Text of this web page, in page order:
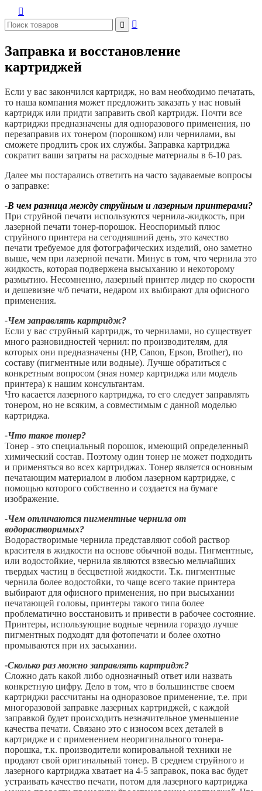

 
Заправка и восстановление
картриджей
Если у вас закончился картридж, но вам необходимо печатать,
то наша компания может предложить заказать у нас новый
картридж или придти заправить свой картридж. Почти все
картриджи предназначены для одноразового применения, но
перезаправив их тонером (порошком) или чернилами, вы
сможете продлить срок их службы. Заправка картриджа
сократит ваши затраты на расходные материалы в 6-10 раз.
Далее мы постарались ответить на часто задаваемые вопросы
о заправке:
-В чем разница между струйным и лазерным принтерами?
При струйной печати используются чернила-жидкость, при
лазерной печати тонер-порошок. Неоспоримый плюс
струйного принтера на сегодняшний день, это качество
печати требуемое для фотографических изделий, оно заметно
выше, чем при лазерной печати. Минус в том, что чернила это
жидкость, которая подвержена высыханию и некоторому
размытию. Несомненно, лазерный принтер лидер по скорости
и дешевизне ч/б печати, недаром их выбирают для офисного
применения.
-Чем заправлять картридж?
Если у вас струйный картридж, то чернилами, но существует
много разновидностей чернил: по производителям, для
которых они предназначены (HP, Canon, Epson, Brother), по
составу (пигментные или водные). Лучше обратиться с
конкретным вопросом (зная номер картриджа или модель
принтера) к нашим консультантам.
Что касается лазерного картриджа, то его следует заправлять
тонером, но не всяким, а совместимым с данной моделью
картриджа.
-Что такое тонер?
Тонер - это специальный порошок, имеющий определенный
химический состав. Поэтому один тонер не может подходить
и применяться во всех картриджах. Тонер является основным
печатающим материалом в любом лазерном картридже, с
помощью которого собственно и создается на бумаге
изображение.
-Чем отличаются пигментные чернила от
водорастворимых?
Водорастворимые чернила представляют собой раствор
красителя в жидкости на основе обычной воды. Пигментные,
или водостойкие, чернила являются взвесью мельчайших
твердых частиц в бесцветной жидкости. Т.к. пигментные
чернила более водостойки, то чаще всего такие принтера
выбирают для офисного применения, но при высыхании
печатающей головы, принтеры такого типа более
проблематично восстановить и привести в рабочее состояние.
Принтеры, использующие водные чернила гораздо лучше
пигментных подходят для фотопечати и более охотно
промываются при их засыхании.
-Сколько раз можно заправлять картридж?
Сложно дать какой либо однозначный ответ или назвать
конкретную цифру. Дело в том, что в большинстве своем
картриджи рассчитаны на одноразовое применение, т.е. при
многоразовой заправке лазерных картриджей, с каждой
заправкой будет происходить незначительное уменьшение
качества печати. Связано это с износом всех деталей в
картридже и с применением неоригинального тонера-
порошка, т.к. производители копировальной техники не
продают свой оригинальный тонер. В среднем струйного и
лазерного картриджа хватает на 4-5 заправок, пока вас будет
устраивать качество печати, потом для лазерного картриджа